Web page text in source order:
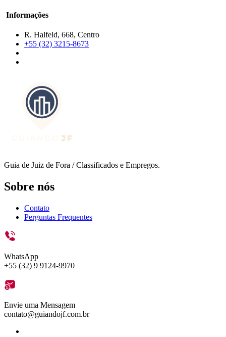
Informações
R. Halfeld, 668, Centro
+55 (32) 3215-8673
Guia de Juiz de Fora / Classificados e Empregos.
Sobre nós
Contato
Perguntas Frequentes
WhatsApp
+55 (32) 9 9124-9970
Envie uma Mensagem
contato@guiandojf.com.br